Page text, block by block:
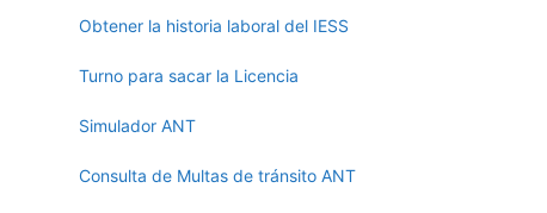
Obtener la historia laboral del IESS
Turno para sacar la Licencia
Simulador ANT
Consulta de Multas de tránsito ANT